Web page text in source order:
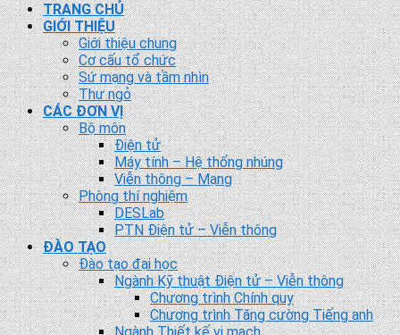
TRANG CHỦ
GIỚI THIỆU
Giới thiệu chung
Cơ cấu tổ chức
Sứ mạng và tầm nhìn
Thư ngỏ
CÁC ĐƠN VỊ
Bộ môn
Điện tử
Máy tính – Hệ thống nhúng
Viễn thông – Mạng
Phòng thí nghiệm
DESLab
PTN Điện tử – Viễn thông
ĐÀO TẠO
Đào tạo đại học
Ngành Kỹ thuật Điện tử – Viễn thông
Chương trình Chính quy
Chương trình Tăng cường Tiếng anh